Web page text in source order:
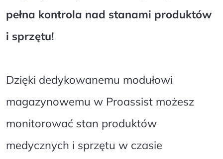
pełna kontrola nad stanami produktów
i sprzętu!
Dzięki dedykowanemu modułowi
magazynowemu w Proassist możesz
monitorować stan produktów
medycznych i sprzętu w czasie